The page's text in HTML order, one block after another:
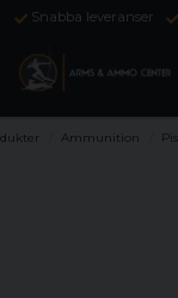
Snabba leveranser
Ammunition